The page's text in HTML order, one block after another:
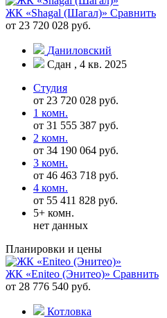
ЖК «Shagal (Шагал)» Сравнить
от 23 720 028 руб.
Даниловский
Сдан , 4 кв. 2025
Студия
от 23 720 028 руб.
1 комн.
от 31 555 387 руб.
2 комн.
от 34 190 064 руб.
3 комн.
от 46 463 718 руб.
4 комн.
от 55 411 828 руб.
5+ комн.
нет данных
Планировки и цены
ЖК «Eniteo (Энитео)» Сравнить
от 28 776 540 руб.
Котловка